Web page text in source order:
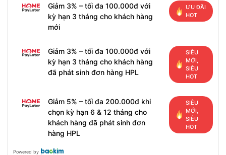
Giảm 3% – tối đa 100.000đ với
kỳ hạn 3 tháng cho khách hàng
mới
ƯU ĐÃI
HOT
Giảm 3% – tối đa 100.000đ với
kỳ hạn 3 tháng cho khách hàng
đã phát sinh đơn hàng HPL
SIÊU
MỚI,
SIÊU
HOT
Giảm 5% – tối đa 200.000đ khi
chọn kỳ hạn 6 & 12 tháng cho
khách hàng đã phát sinh đơn
hàng HPL
SIÊU
MỚI,
SIÊU
HOT
Powered by